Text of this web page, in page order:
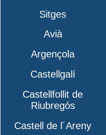
Sitges
Avià
Argençola
Castellgalí
Castellfollit de
Riubregós
Castell de l´Areny